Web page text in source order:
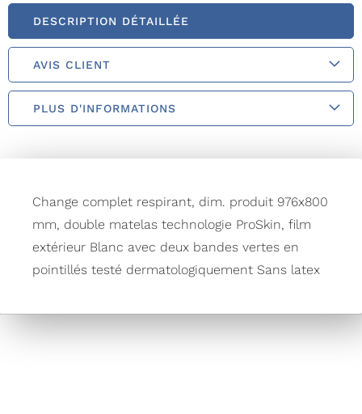
DESCRIPTION DÉTAILLÉE
AVIS CLIENT
PLUS D'INFORMATIONS
Change complet respirant, dim. produit 976x800
mm, double matelas technologie ProSkin, film
extérieur Blanc avec deux bandes vertes en
pointillés testé dermatologiquement Sans latex